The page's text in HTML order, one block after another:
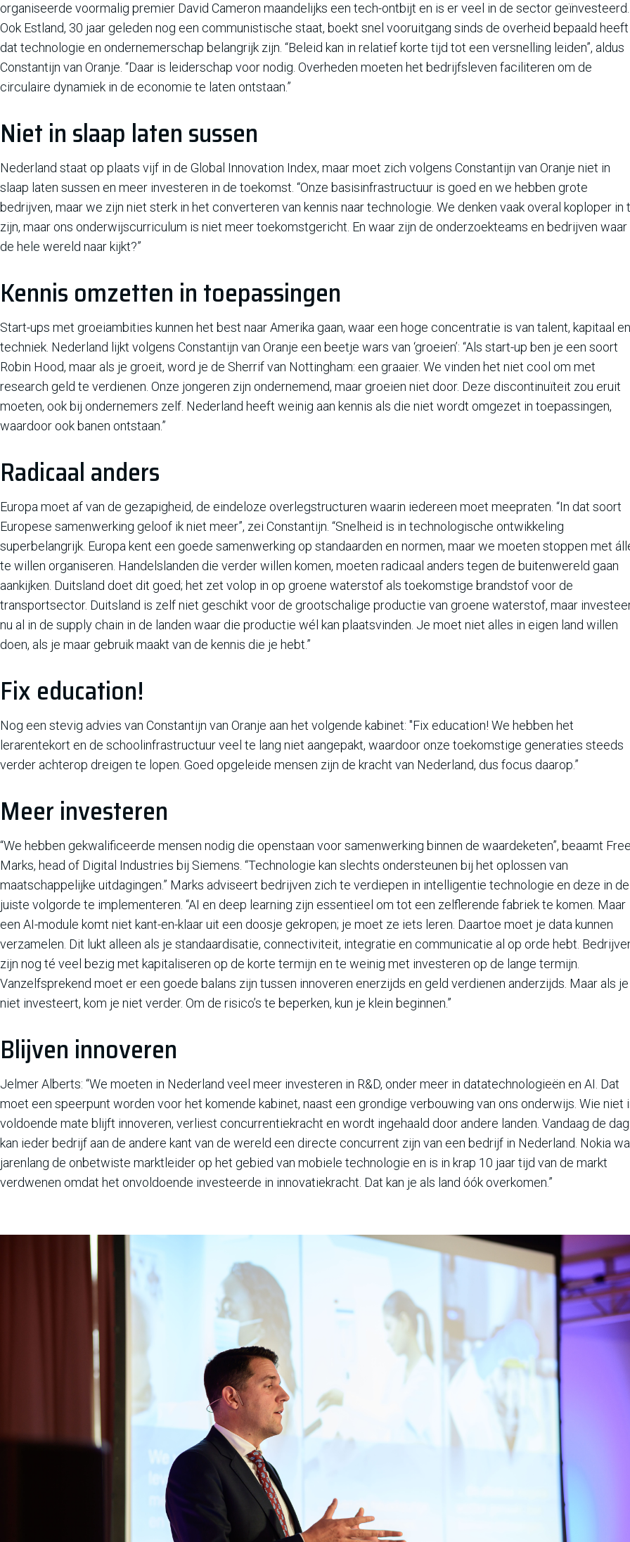
organiseerde voormalig premier David Cameron maandelijks een tech-ontbijt en is er veel in de sector geïnvesteerd.
Ook Estland, 30 jaar geleden nog een communistische staat, boekt snel vooruitgang sinds de overheid bepaald heeft
dat technologie en ondernemerschap belangrijk zijn. “Beleid kan in relatief korte tijd tot een versnelling leiden”, aldus
Constantijn van Oranje. “Daar is leiderschap voor nodig. Overheden moeten het bedrijfsleven faciliteren om de
circulaire dynamiek in de economie te laten ontstaan.”
Niet in slaap laten sussen
Nederland staat op plaats vijf in de Global Innovation Index, maar moet zich volgens Constantijn van Oranje niet in
slaap laten sussen en meer investeren in de toekomst. “Onze basisinfrastructuur is goed en we hebben grote
bedrijven, maar we zijn niet sterk in het converteren van kennis naar technologie. We denken vaak overal koploper in
zijn, maar ons onderwijscurriculum is niet meer toekomstgericht. En waar zijn de onderzoekteams en bedrijven waar
de hele wereld naar kijkt?”
Kennis omzetten in toepassingen
Start-ups met groeiambities kunnen het best naar Amerika gaan, waar een hoge concentratie is van talent, kapitaal en
techniek. Nederland lijkt volgens Constantijn van Oranje een beetje wars van ‘groeien’: “Als start-up ben je een soort
Robin Hood, maar als je groeit, word je de Sherrif van Nottingham: een graaier. We vinden het niet cool om met
research geld te verdienen. Onze jongeren zijn ondernemend, maar groeien niet door. Deze discontinuïteit zou eruit
moeten, ook bij ondernemers zelf. Nederland heeft weinig aan kennis als die niet wordt omgezet in toepassingen,
waardoor ook banen ontstaan.”
Radicaal anders
Europa moet af van de gezapigheid, de eindeloze overlegstructuren waarin iedereen moet meepraten. “In dat soort
Europese samenwerking geloof ik niet meer”, zei Constantijn. “Snelheid is in technologische ontwikkeling
superbelangrijk. Europa kent een goede samenwerking op standaarden en normen, maar we moeten stoppen met
te willen organiseren. Handelslanden die verder willen komen, moeten radicaal anders tegen de buitenwereld gaan
aankijken. Duitsland doet dit goed; het zet volop in op groene waterstof als toekomstige brandstof voor de
transportsector. Duitsland is zelf niet geschikt voor de grootschalige productie van groene waterstof, maar
nu al in de supply chain in de landen waar die productie wél kan plaatsvinden. Je moet niet alles in eigen land willen
doen, als je maar gebruik maakt van de kennis die je hebt.”
Fix education!
Nog een stevig advies van Constantijn van Oranje aan het volgende kabinet: "Fix education! We hebben het
lerarentekort en de schoolinfrastructuur veel te lang niet aangepakt, waardoor onze toekomstige generaties steeds
verder achterop dreigen te lopen. Goed opgeleide mensen zijn de kracht van Nederland, dus focus daarop.”
Meer investeren
“We hebben gekwalificeerde mensen nodig die openstaan voor samenwerking binnen de waardeketen”, beaamt
Marks, head of Digital Industries bij Siemens. “Technologie kan slechts ondersteunen bij het oplossen van
maatschappelijke uitdagingen.” Marks adviseert bedrijven zich te verdiepen in intelligentie technologie en deze in de
juiste volgorde te implementeren. “AI en deep learning zijn essentieel om tot een zelflerende fabriek te komen. Maar
een AI-module komt niet kant-en-klaar uit een doosje gekropen; je moet ze iets leren. Daartoe moet je data kunnen
verzamelen. Dit lukt alleen als je standaardisatie, connectiviteit, integratie en communicatie al op orde hebt.
zijn nog té veel bezig met kapitaliseren op de korte termijn en te weinig met investeren op de lange termijn.
Vanzelfsprekend moet er een goede balans zijn tussen innoveren enerzijds en geld verdienen anderzijds. Maar als je
niet investeert, kom je niet verder. Om de risico’s te beperken, kun je klein beginnen.”
Blijven innoveren
Jelmer Alberts: “We moeten in Nederland veel meer investeren in R&D, onder meer in datatechnologieën en AI. Dat
moet een speerpunt worden voor het komende kabinet, naast een grondige verbouwing van ons onderwijs. Wie niet
voldoende mate blijft innoveren, verliest concurrentiekracht en wordt ingehaald door andere landen. Vandaag de dag
kan ieder bedrijf aan de andere kant van de wereld een directe concurrent zijn van een bedrijf in Nederland. Nokia
jarenlang de onbetwiste marktleider op het gebied van mobiele technologie en is in krap 10 jaar tijd van de markt
verdwenen omdat het onvoldoende investeerde in innovatiekracht. Dat kan je als land óók overkomen.”